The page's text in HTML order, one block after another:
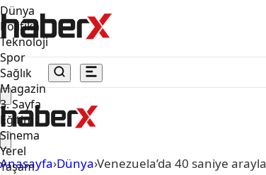
Dünya
Politika
Teknoloji
Spor
Sağlık
Magazin
3. Sayfa
Eğitim
Sinema
Yerel
Yaşam
Anasayfa›Dünya›Venezuela’da 40 saniye